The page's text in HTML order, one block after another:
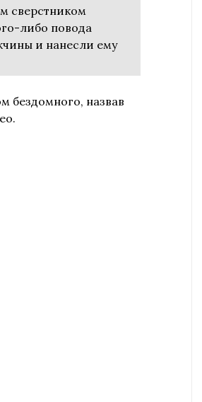
сверстником
либо повода
и нанесли ему
бездомного, назвав